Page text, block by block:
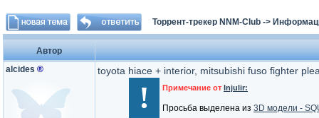
Торрент-трекер NNM-Club ->
Автор
alcides ® toyota hiace + interior, mitsubishi fuso fighter
! Примечание от Injulir:
Просьба выделена из 3D модели -